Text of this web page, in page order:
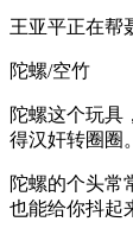
王亚平正在帮
陀螺/空竹
陀螺这个玩具
得汉奸转圈圈
陀螺的个头常
也能给你抖起